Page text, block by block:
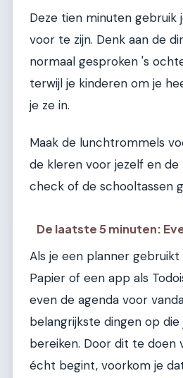
Deze tien minuten gebruik
voor te zijn. Denk aan de
normaal gesproken 's
terwijl je kinderen om je
je ze in.
Maak de lunchtrommels
de kleren voor jezelf en de
check of de schooltassen
De laatste 5 minuten:
Als je een planner gebruikt
Papier of een app als
even de agenda voor
belangrijkste dingen op die
bereiken. Door dit te doen
écht begint, voorkom je